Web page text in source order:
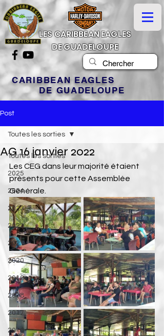
LES CARIBBEAN EAGLES
DE GUADELOUPE
CARIBBEAN EAGLES
DE GUADELOUPE
Post
Toutes les sorties
2025
2024
2023
2022
2021
2020
2019
2018
2017
2016
Toutes les sorties
AG 16 janvier 2022
Les CEG dans leur majorité étaient
présents pour cette Assemblée
Générale.